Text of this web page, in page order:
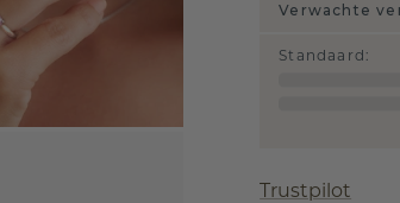
Verwachte
Standaard :
Trustpilot